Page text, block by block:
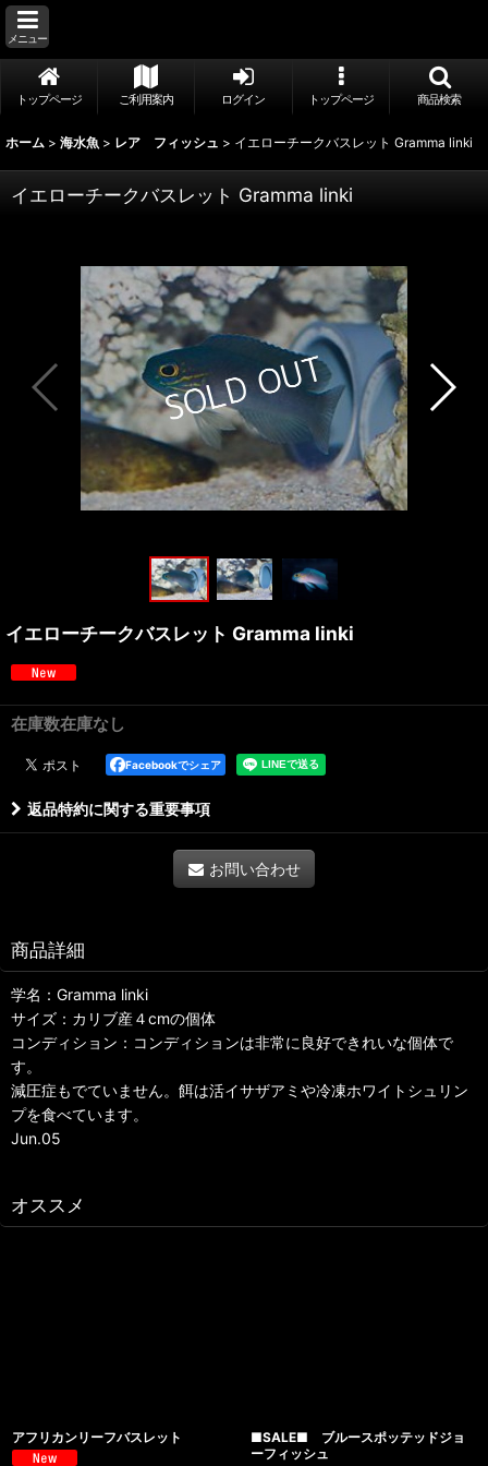
メニュー
トップページ ご利用案内 ログイン トップページ 商品検索
ホーム > 海水魚 > レア フィッシュ > イエローチークバスレット Gramma linki
イエローチークバスレット Gramma linki
イエローチークバスレット Gramma linki
在庫数在庫なし
Facebookでシェア
返品特約に関する重要事項
お問い合わせ
商品詳細
学名：Gramma linki
サイズ：カリブ産４cmの個体
コンディション：コンディションは非常に良好できれいな個体で
す。
減圧症もでていません。餌は活イサザアミや冷凍ホワイトシュリン
プを食べています。
Jun.05
オススメ
アフリカンリーフバスレット
■SALE■ ブルースポッテッドジョ
ーフィッシュ